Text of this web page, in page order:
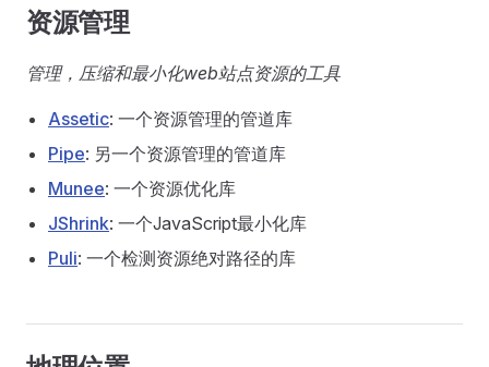
资源管理
管理，压缩和最小化web站点资源的工具
Assetic: 一个资源管理的管道库
Pipe: 另一个资源管理的管道库
Munee: 一个资源优化库
JShrink: 一个JavaScript最小化库
Puli: 一个检测资源绝对路径的库